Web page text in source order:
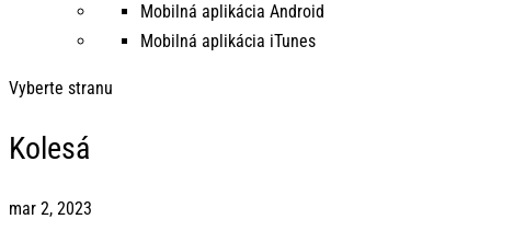
Mobilná aplikácia Android
Mobilná aplikácia iTunes
Vyberte stranu
Kolesá
mar 2, 2023